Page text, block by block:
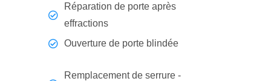
Réparation de porte après
effractions
Ouverture de porte blindée
Remplacement de serrure -